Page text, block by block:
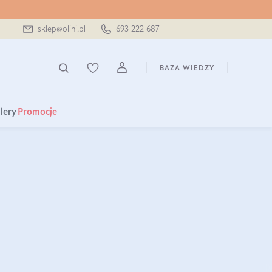
sklep@olini.pl 693 222 687
BAZA WIEDZY
Promocje